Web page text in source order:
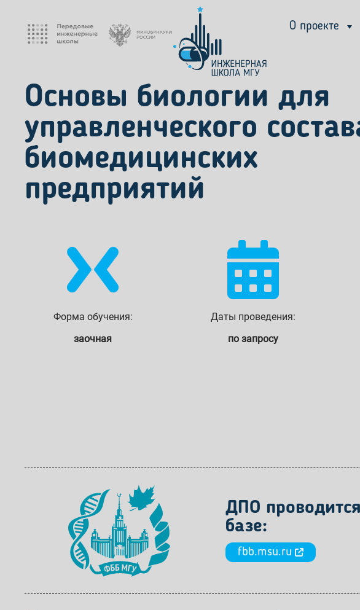
О проекте
Основы биологии для
управленческого
биомедицинских
предприятий

Форма обучения:
заочная

Даты проведения:
по запросу
ДПО
базе:
fbb.msu.ru